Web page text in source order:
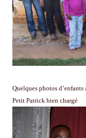
Quelques photos d’enfants
Petit Patrick bien chargé